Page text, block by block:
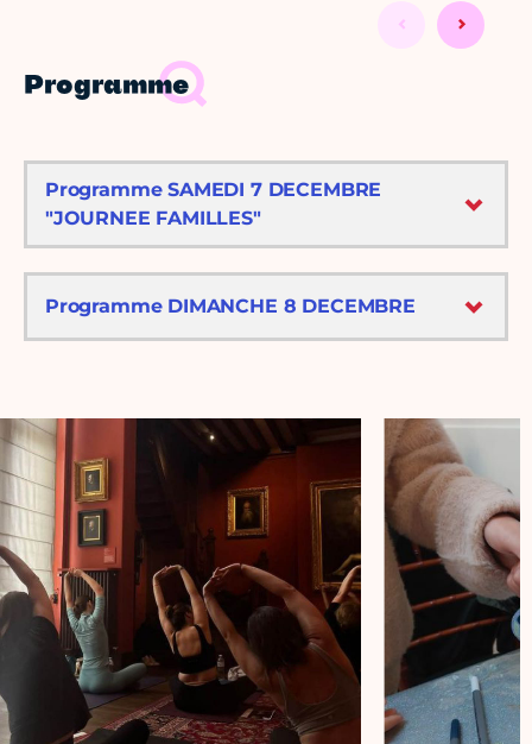
Programme
Programme SAMEDI 7 DECEMBRE
"JOURNEE FAMILLES"
Programme DIMANCHE 8 DECEMBRE